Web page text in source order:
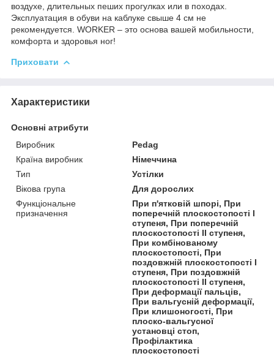
воздухе, длительных пеших прогулках или в походах.
Эксплуатация в обуви на каблуке свыше 4 см не
рекомендуется. WORKER – это основа вашей мобильности,
комфорта и здоровья ног!
Приховати
Характеристики
Основні атрибути
Виробник
Pedag
Країна виробник
Німеччина
Тип
Устілки
Вікова група
Для дорослих
Функціональне
призначення
При п'ятковій шпорі, При
поперечній плоскостопості I
ступеня, При поперечній
плоскостопості II ступеня,
При комбінованому
плоскостопості, При
поздовжній плоскостопості I
ступеня, При поздовжній
плоскостопості II ступеня,
При деформації пальців,
При вальгусній деформації,
При клишоногості, При
плоско-вальгусної
установці стоп,
Профілактика
плоскостопості